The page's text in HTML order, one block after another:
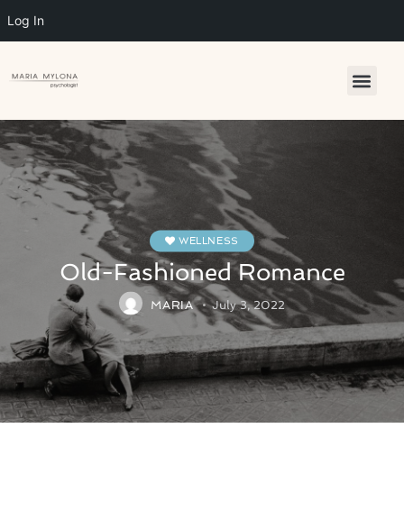
Log In
WELLNESS
Old-Fashioned Romance
MARIA July 3, 2022